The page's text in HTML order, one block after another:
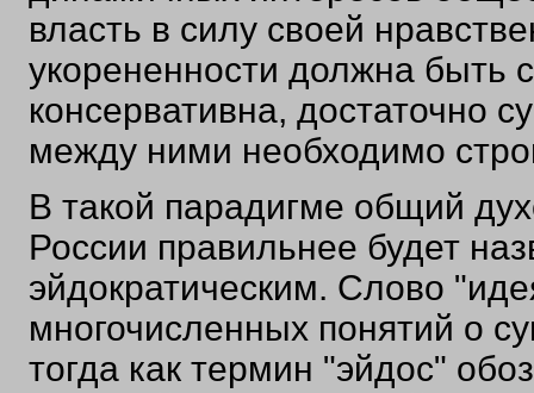
власть в силу своей
укорененности должна быть
консервативна, достаточно
между ними необходимо
В такой парадигме общий
России правильнее будет
эйдократическим. Слово
многочисленных понятий о
тогда как термин "эйдос"